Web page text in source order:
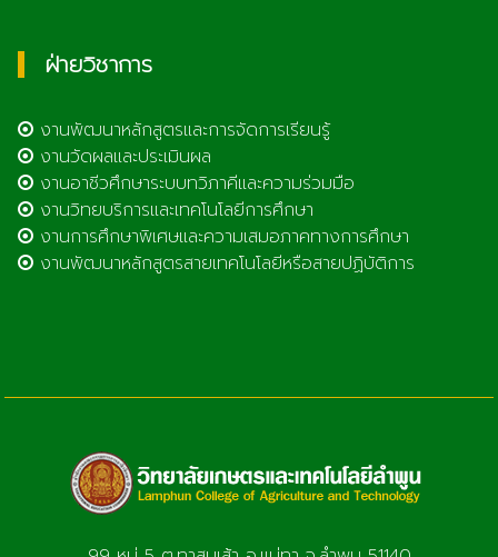
ฝ่ายวิชาการ
งานพัฒนาหลักสูตรและการจัดการเรียนรู้
งานวัดผลและประเมินผล
งานอาชีวศึกษาระบบทวิภาคีและความร่วมมือ
งานวิทยบริการและเทคโนโลยีการศึกษา
งานการศึกษาพิเศษและความเสมอภาคทางการศึกษา
งานพัฒนาหลักสูตรสายเทคโนโลยีหรือสายปฏิบัติการ